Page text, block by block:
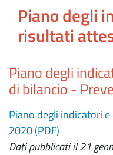
Piano degli
risultati
Piano degli
di bilancio -
Piano degli indicatori
2020 (PDF)
Dati pubblicati il 21